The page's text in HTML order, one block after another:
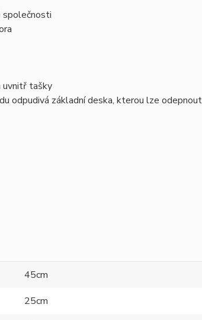
společnosti
uvnitř tašky
odpudivá základní deska, kterou lze
45cm
25cm